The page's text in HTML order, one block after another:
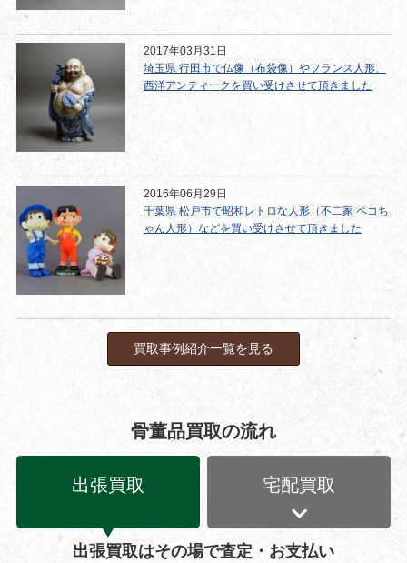
2017年03月31日
埼玉県 行田市で仏像（布袋像）やフランス人形、
西洋アンティークを買い受けさせて頂きました
2016年06月29日
千葉県 松戸市で昭和レトロな人形（不二家 ペコち
ゃん人形）などを買い受けさせて頂きました
買取事例紹介一覧を見る
骨董品買取の流れ
出張買取 宅配買取
出張買取はその場で査定・お支払い